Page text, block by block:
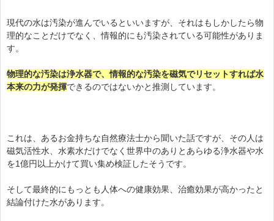
現代の水は汚染が進んでいるといいますが、それはもしかしたら物
理的なことだけでなく、情報的にも汚染されている可能性がありま
す。
物理的な汚染は浄水器で、情報的な汚染を磁気でリセットすれば水
本来の力が発揮できるのではないかと推測しています。
これは、あるお金持ちな自然療法士から聞いた話ですが、 その人は
磁気活性水、水素水だけでなく世界中のありとあらゆる浄水器や水
を1億円以上かけて買い集め検証したそうです。
そして最終的にもっとも人体への健康効果、治癒効果が高かったと
結論付けた水があります。